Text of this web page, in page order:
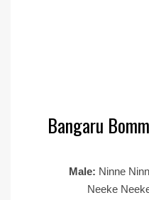
Bangaru
Male: Ninne
Neeke